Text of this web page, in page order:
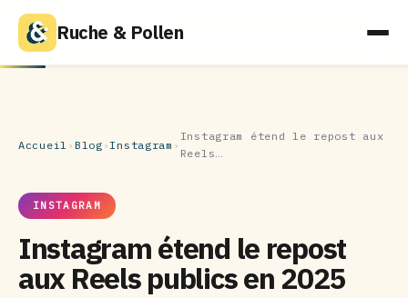
Ruche & Pollen
Accueil › Blog ›Instagram ›
Instagram étend le repost aux
Reels…
INSTAGRAM
Instagram étend le repost
aux Reels publics en 2025